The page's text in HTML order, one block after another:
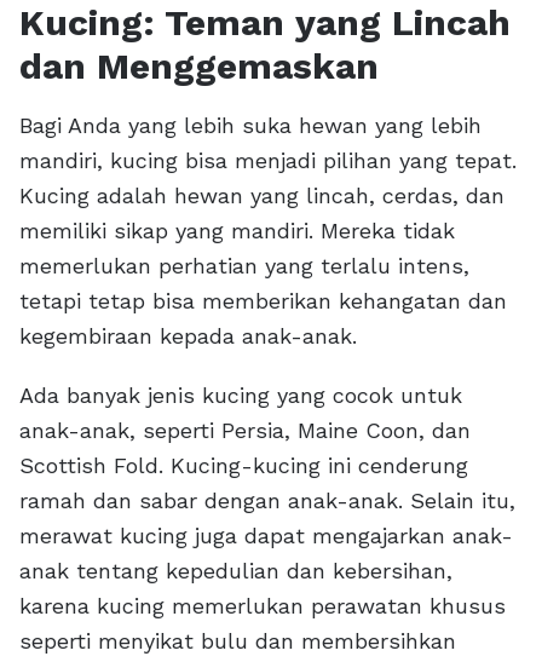
Kucing: Teman yang Lincah
dan Menggemaskan
Bagi Anda yang lebih suka hewan yang lebih
mandiri, kucing bisa menjadi pilihan yang tepat.
Kucing adalah hewan yang lincah, cerdas, dan
memiliki sikap yang mandiri. Mereka tidak
memerlukan perhatian yang terlalu intens,
tetapi tetap bisa memberikan kehangatan dan
kegembiraan kepada anak-anak.
Ada banyak jenis kucing yang cocok untuk
anak-anak, seperti Persia, Maine Coon, dan
Scottish Fold. Kucing-kucing ini cenderung
ramah dan sabar dengan anak-anak. Selain itu,
merawat kucing juga dapat mengajarkan anak-
anak tentang kepedulian dan kebersihan,
karena kucing memerlukan perawatan khusus
seperti menyikat bulu dan membersihkan